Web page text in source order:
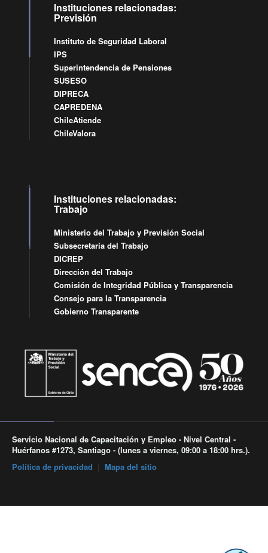
Instituciones relacionadas:
Previsión
Instituto de Seguridad Laboral
IPS
Superintendencia de Pensiones
SUSESO
DIPRECA
CAPREDENA
ChileAtiende
ChileValora
Instituciones relacionadas:
Trabajo
Ministerio del Trabajo y Previsión Social
Subsecretaría del Trabajo
DICREP
Dirección del Trabajo
Comisión de Integridad Pública y Transparencia
Consejo para la Transparencia
Gobierno Transparente
Servicio Nacional de Capacitación y Empleo - Nivel Central -
Huérfanos #1273, Santiago - (lunes a viernes, 09:00 a 18:00 hrs.).
Política de privacidad
Mapa del sitio